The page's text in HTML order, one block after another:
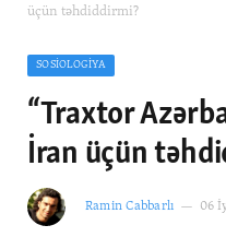
üçün təhdiddirmi?
SOSIOLOGIYA
“Traxtor
İran üçün
Ramin Cabbarlı 06